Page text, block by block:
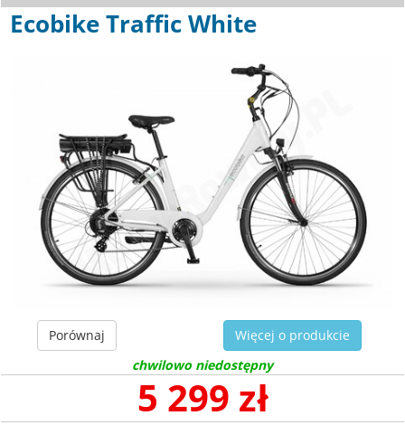
Ecobike Traffic White
Porównaj
Więcej o produkcie
chwilowo niedostępny
5 299 zł